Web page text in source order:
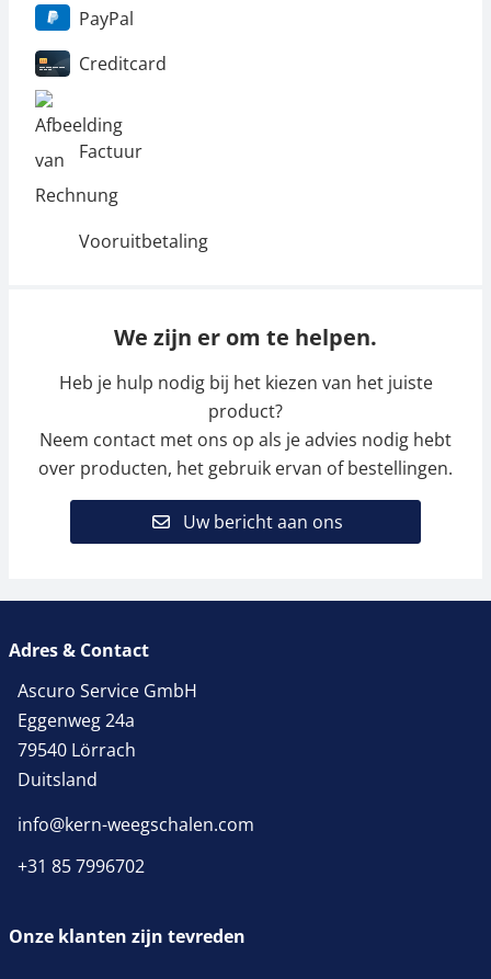
PayPal
Creditcard
Factuur
Vooruitbetaling
We zijn er om te helpen.
Heb je hulp nodig bij het kiezen van het juiste
product?
Neem contact met ons op als je advies nodig hebt
over producten, het gebruik ervan of bestellingen.
Uw bericht aan ons
Adres & Contact
Ascuro Service GmbH
Eggenweg 24a
79540 Lörrach
Duitsland
info@kern-weegschalen.com
+31 85 7996702
Onze klanten zijn tevreden